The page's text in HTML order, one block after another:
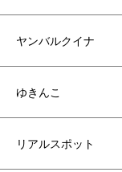
ヤンバルクイナ
ゆきんこ
リアルスポット